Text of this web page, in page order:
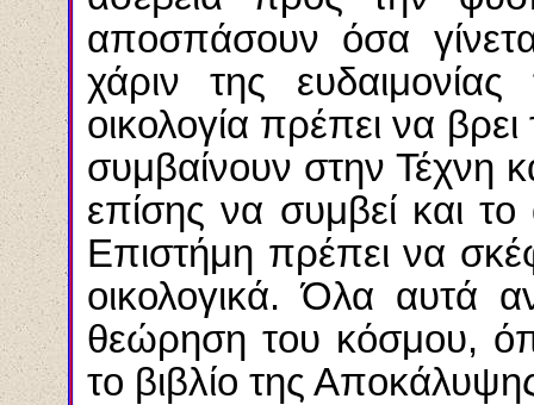
αποσπάσουν όσα
χάριν της
οικολογία πρέπει να
συμβαίνουν στην Τέχνη
επίσης να συμβεί και
Επιστήμη πρέπει να
οικολογικά. Όλα αυτά
θεώρηση του κόσμου,
το βιβλίο της